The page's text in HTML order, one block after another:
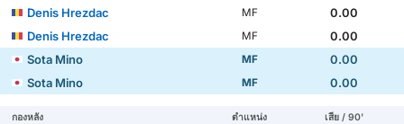
Denis Hrezdac
MF
0.00
Denis Hrezdac
MF
0.00
Sota Mino
MF
0.00
Sota Mino
MF 0.00
กองหลัง ตำแหน่ง เสีย / 90'